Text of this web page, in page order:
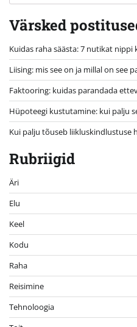
Värsked
Kuidas raha säästa: 7 nutikat nippi
Liising: mis see on ja millal on see
Faktooring: kuidas parandada
Hüpoteegi kustutamine: kui palju
Kui palju tõuseb liikluskindlustuse
Rubriigid
Äri
Elu
Keel
Kodu
Raha
Reisimine
Tehnoloogia